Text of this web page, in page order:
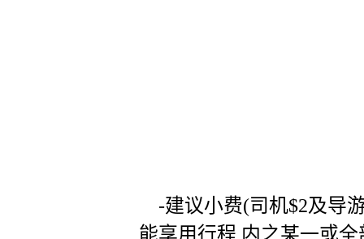
-建议小费(司机$2及导
能享用行程 内之某一或